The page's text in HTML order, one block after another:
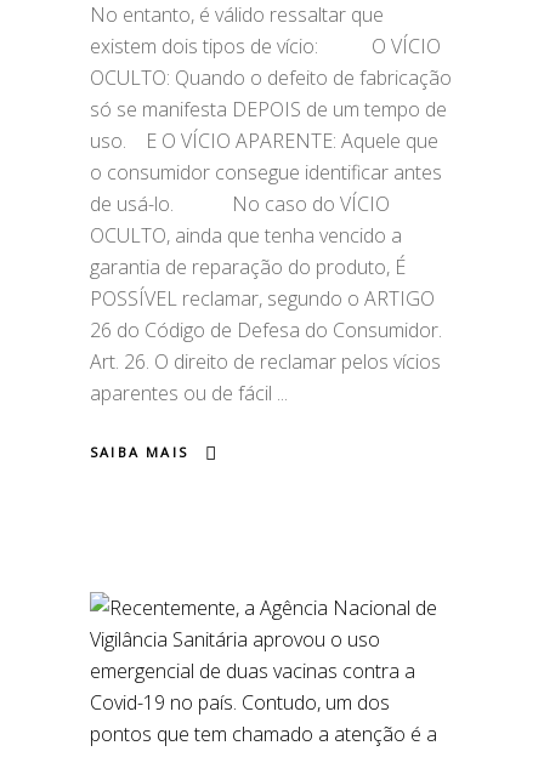
No entanto, é válido ressaltar que
existem dois tipos de vício:⠀ ⠀⠀ O VÍCIO
OCULTO: Quando o defeito de fabricação
só se manifesta DEPOIS de um tempo de
uso.⠀ E O VÍCIO APARENTE: Aquele que
o consumidor consegue identificar antes
de usá-lo.⠀ ⠀ ⠀ No caso do VÍCIO
OCULTO, ainda que tenha vencido a
garantia de reparação do produto, É
POSSÍVEL reclamar, segundo o ARTIGO
26 do Código de Defesa do Consumidor.
Art. 26. O direito de reclamar pelos vícios
aparentes ou de fácil
SAIBA MAIS